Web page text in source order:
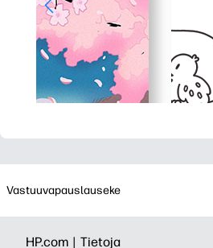
Vastuuvapauslauseke
HP.com | Tietoja